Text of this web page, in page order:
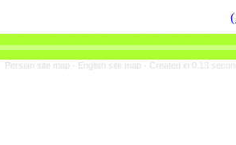
Persian site map -